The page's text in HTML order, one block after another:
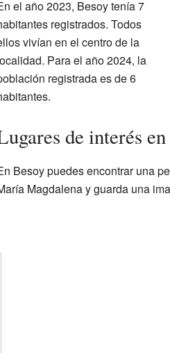
el año 2023, Besoy tenía 7
registrados. Todos
vivían en el centro de la
Para el año 2024, la
registrada es de 6
de interés
Besoy puedes encontrar una
Magdalena y guarda una